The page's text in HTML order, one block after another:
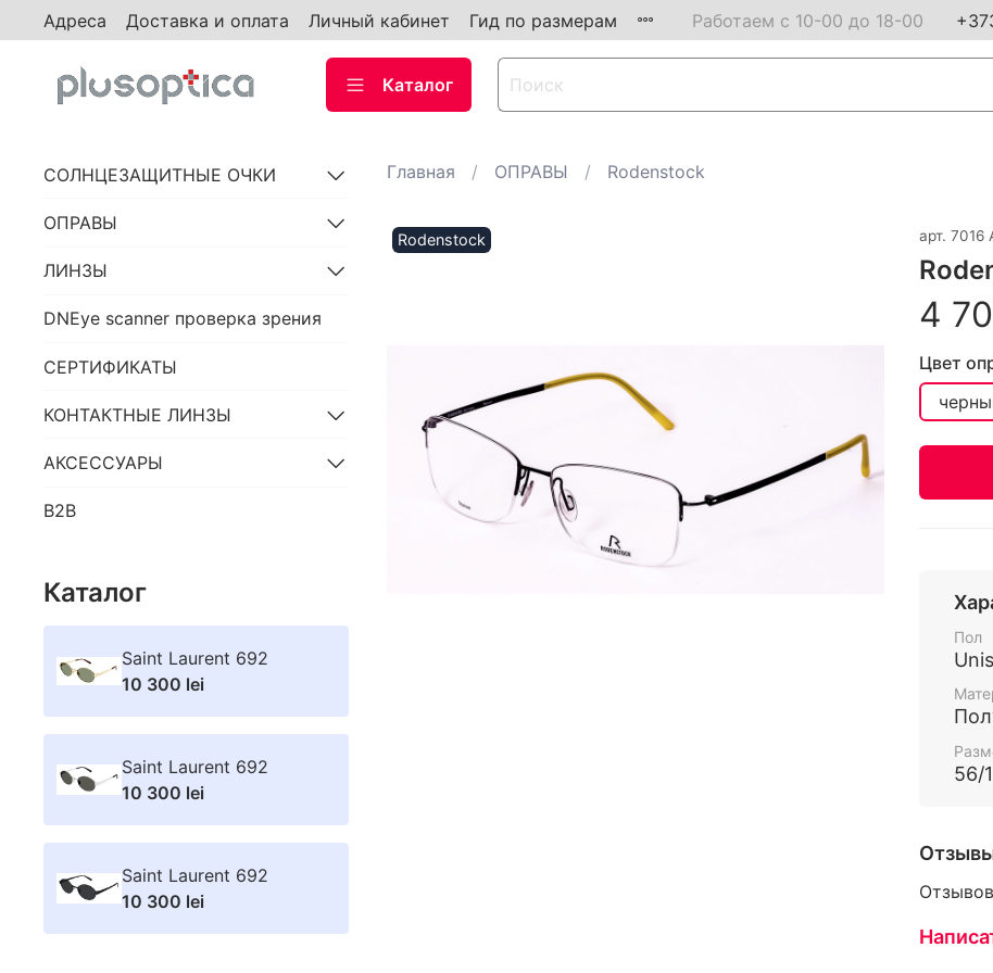
Адреса Доставка и оплата Личный кабинет Гид по размерам Работаем с 10-00 до 18-00
Каталог
Главная ОПРАВЫ Rodenstock
Rodenstock арт. 7016
4
Цвет
Пол
56/
СОЛНЦЕЗАЩИТНЫЕ ОЧКИ
ОПРАВЫ
ЛИНЗЫ
DNEye scanner проверка зрения
СЕРТИФИКАТЫ
КОНТАКТНЫЕ ЛИНЗЫ
АКСЕССУАРЫ
B2B
Каталог
Saint Laurent 692
10 300 lei
Saint Laurent 692
10 300 lei
Saint Laurent 692
10 300 lei